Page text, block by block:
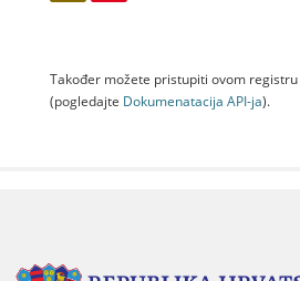
Također možete pristupiti ovom
(pogledajte Dokumenаtаcijа API-jа).